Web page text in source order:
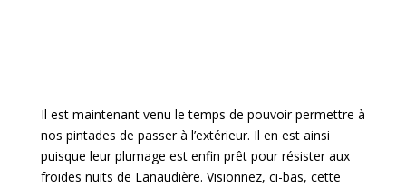
Il est maintenant venu le temps de pouvoir permettre à
nos pintades de passer à l’extérieur. Il en est ainsi
puisque leur plumage est enfin prêt pour résister aux
froides nuits de Lanaudière. Visionnez, ci-bas, cette